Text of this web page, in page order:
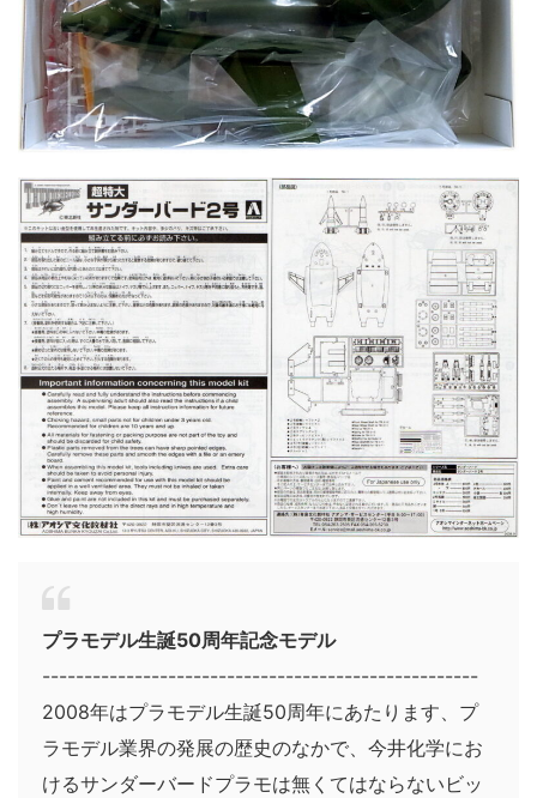
プラモデル生誕50周年記念モデル
----------------------------------------------------
2008年はプラモデル生誕50周年にあたります、プ
ラモデル業界の発展の歴史のなかで、今井化学にお
けるサンダーバードプラモは無くてはならないビッ